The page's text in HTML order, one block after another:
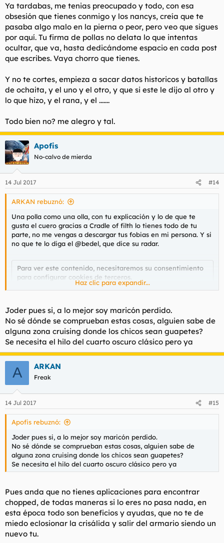
Ya tardabas, me tenias preocupado y todo, con esa
obsesión que tienes conmigo y los nancys, creía que te
pasaba algo malo en la pierna o peor, pero veo que sigues
por aquí. Tu firma de pollas no delata lo que intentas
ocultar, que va, hasta dedicándome espacio en cada post
que escribes. Vaya chorro que tienes.
Y no te cortes, empieza a sacar datos historicos y batallas
de ochaita, y el uno y el otro, y que si este le dijo al otro y
lo que hizo, y el rana, y el .......
Todo bien no? me alegro y tal.
Apofis
No-calvo de mierda
14 Jul 2017 #14
ARKAN rebuznó:
Una polla como una olla, con tu explicación y lo de que te
gusta el cuero gracias a Cradle of filth lo tienes todo de tu
parte, no me vengas a descargar tus fobias en mi persona. Y si
no que te lo diga el @bedel, que dice su radar.
Para ver este contenido, necesitaremos su consentimiento
para configurar cookies de terceros.
Para obtener información más detallada, consulte nuestra
Aceptar cookies de terceros
Haz clic para expandir...
Joder pues si, a lo mejor soy maricón perdido.
No sé dónde se comprueban estas cosas, alguien sabe de
alguna zona cruising donde los chicos sean guapetes?
Se necesita el hilo del cuarto oscuro clásico pero ya
A ARKAN
Freak
14 Jul 2017 #15
Apofis rebuznó:
Joder pues si, a lo mejor soy maricón perdido.
No sé dónde se comprueban estas cosas, alguien sabe de
alguna zona cruising donde los chicos sean guapetes?
Se necesita el hilo del cuarto oscuro clásico pero ya
Pues anda que no tienes aplicaciones para encontrar
chopped, de todas maneras si lo eres no pasa nada, en
esta época todo son beneficios y ayudas, que no te de
miedo eclosionar la crisálida y salir del armario siendo un
nuevo tu.